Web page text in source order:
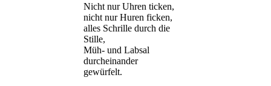
Nicht nur Uhren ticken,
nicht nur Huren ficken,
alles Schrille durch die
Stille,
Müh- und Labsal
durcheinander
gewürfelt.